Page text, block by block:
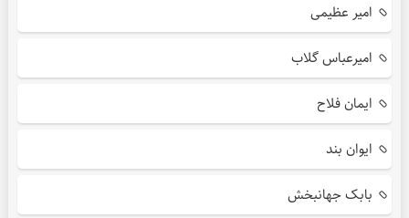
امیر عظیمی
امیرعباس گلاب
ایمان فلاح
ایوان بند
بابک جهانبخش